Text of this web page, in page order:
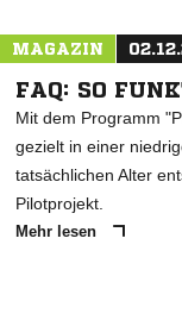
MAGAZIN
FAQ: SO
Mit dem Programm
gezielt in einer
tatsächlichen Alter
Pilotprojekt.
Mehr lesen